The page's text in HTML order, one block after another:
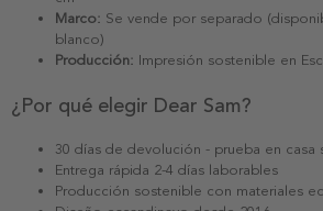
Marco: Se vende por separado
blanco)
Producción: Impresión sostenible en
¿Por qué elegir Dear Sam?
30 días de devolución - prueba en casa
Entrega rápida 2-4 días laborables
Producción sostenible con materiales